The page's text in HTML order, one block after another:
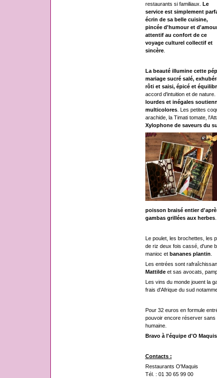
restaurants si familiaux. Le
service est simplement
écrin de sa belle cuisine,
pincée d'humour et
attentif au confort de ce
voyage culturel collectif et
sincère.
La beauté illumine cette
mariage sucré salé,
rôti et saisi, épicé et
accord d'intuition et de nature.
lourdes et inégales
multicolores. Les petites
arachide, la Timati tomate,
Xylophone de saveurs du
poisson braisé entier
gambas grillées aux herbes.
Le poulet, les brochettes, les
de riz deux fois cassé, d'une
manioc et bananes plantin
Les entrées sont
Mattildeet sas avocats,
Les vins du monde jouent la
frais d'Afrique du sud
Pour 32 euros en formule
pouvoir encore réserver sans
humaine.
Bravo à l'équipe d'O
Contacts :
Restaurants O'Maquis
Tél. : 01 30 65 99 00